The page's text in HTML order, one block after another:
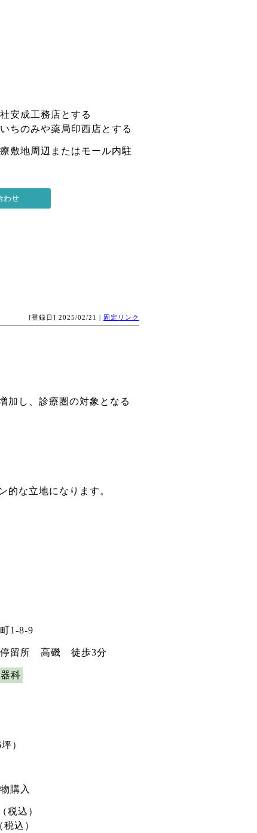
安成工務店とする
ちのみや薬局印西店とする
敷地周辺またはモール内駐
[登録日] 2025/02/21 | 固定リンク
加し、診療圏の対象となる
的な立地になります。
1-8-9
留所 高磯 徒歩3分
科
）
購入
税込）
込）